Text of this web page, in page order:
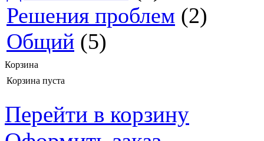
Решения проблем (2)
Общий (5)
Корзина
Корзина пуста
Перейти в корзину